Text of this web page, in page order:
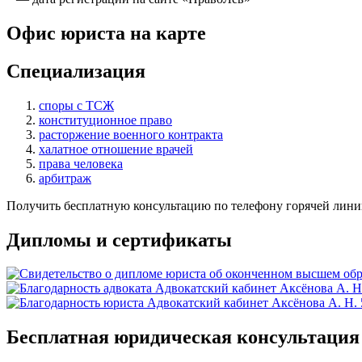
Офис юриста на карте
Специализация
споры с ТСЖ
конституционное право
расторжение военного контракта
халатное отношение врачей
права человека
арбитраж
Получить бесплатную консультацию по телефону горячей
Дипломы и сертификаты
Бесплатная юридическая консультация